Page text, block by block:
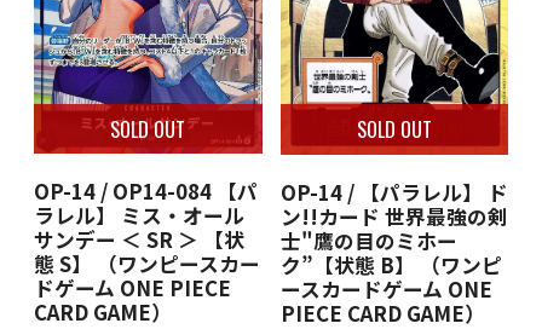
SOLD OUT
OP-14 / OP14-084 【パ
ラレル】 ミス・オール
サンデー ＜ SR ＞ 【状
態 S】 （ワンピースカー
ドゲーム ONE PIECE
CARD GAME）
SOLD OUT
OP-14 / 【パラレル】 ド
ン!!カード 世界最強の剣
士"鷹の目のミホー
ク”【状態 B】 （ワンピ
ースカードゲーム ONE
PIECE CARD GAME）